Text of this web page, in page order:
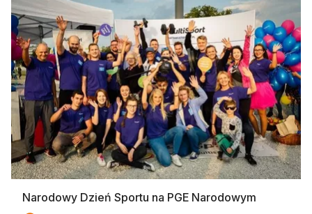
Narodowy Dzień Sportu na PGE Narodowym